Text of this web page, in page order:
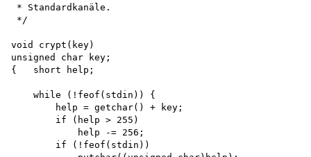
* Standardkanäle.
*/
void crypt(key)
unsigned char key;
{   short help;
    while (!feof(stdin)) {
        help = getchar() + key;
        if (help > 255)
            help -= 256;
        if (!feof(stdin))